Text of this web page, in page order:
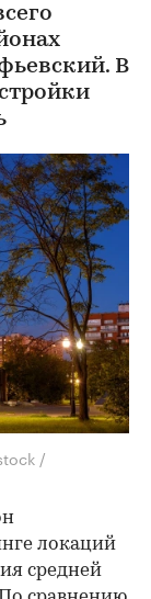
В
/
локаций
средней